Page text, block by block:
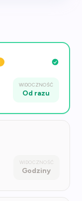
WIDOCZNOŚĆ
Od razu
WIDOCZNOŚĆ
Godziny